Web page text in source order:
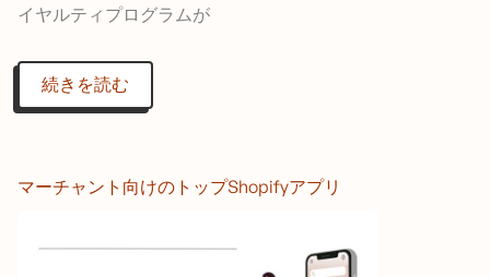
イヤルティプログラムが
続きを読む
マーチャント向けのトップShopifyアプリ